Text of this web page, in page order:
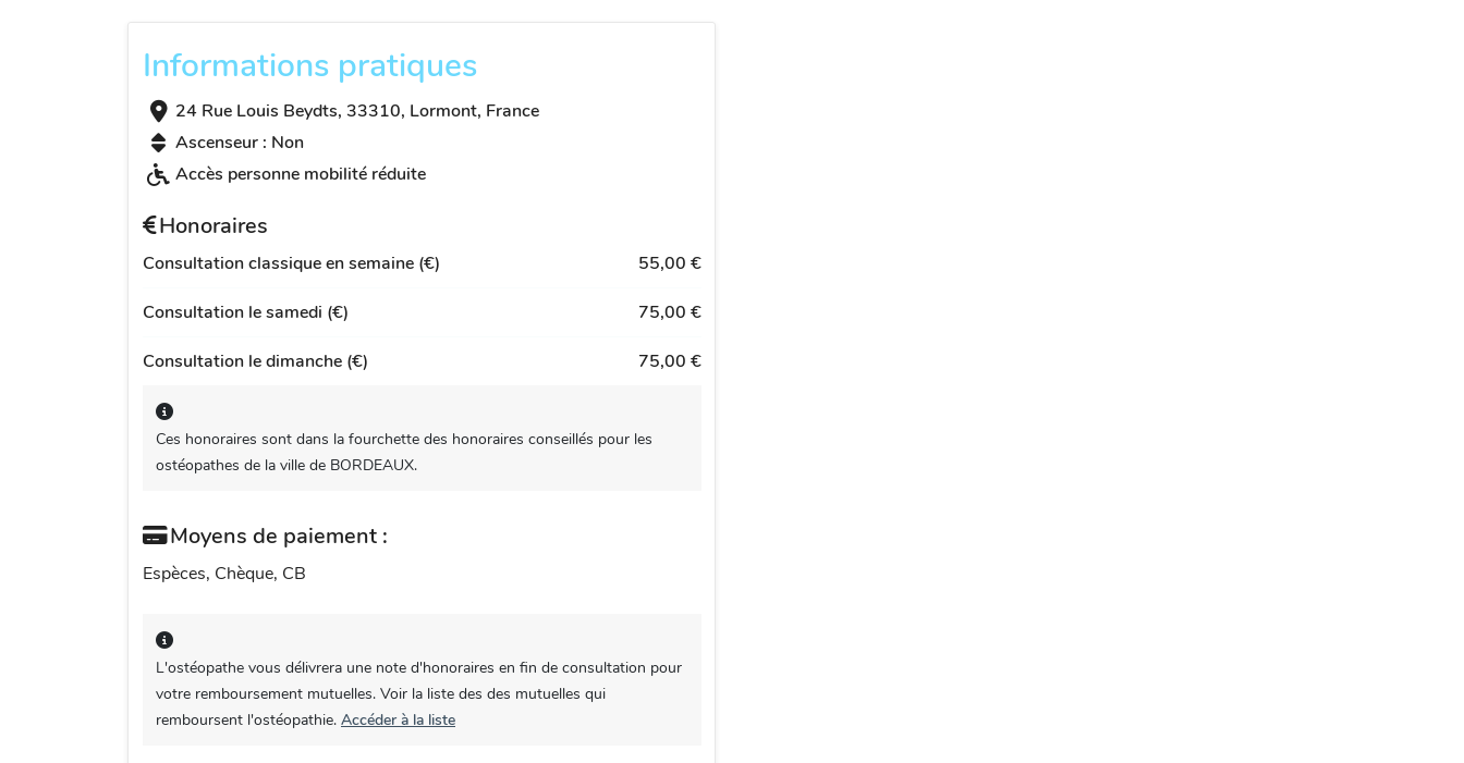
Informations pratiques
24 Rue Louis Beydts, 33310, Lormont, France
Ascenseur : Non
Accès personne mobilité réduite
Honoraires
Consultation classique en semaine (€) 55,00 €
Consultation le samedi (€) 75,00 €
Consultation le dimanche (€) 75,00 €
Ces honoraires sont dans la fourchette des honoraires conseillés pour les
ostéopathes de la ville de BORDEAUX.
Moyens de paiement :
Espèces, Chèque, CB
L'ostéopathe vous délivrera une note d'honoraires en fin de consultation pour
votre remboursement mutuelles. Voir la liste des des mutuelles qui
remboursent l'ostéopathie. Accéder à la liste